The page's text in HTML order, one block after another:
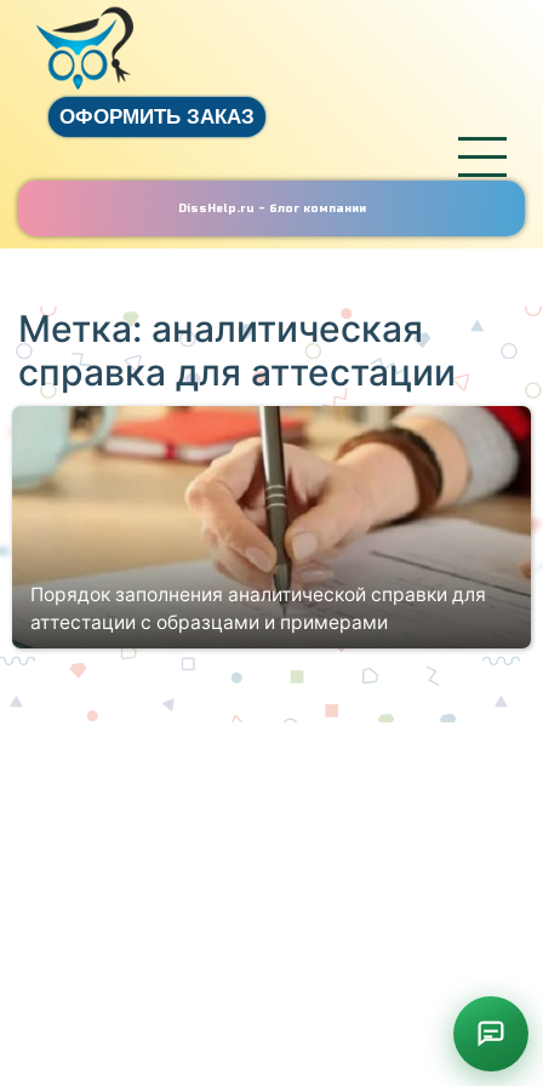
ОФОРМИТЬ ЗАКАЗ
DissHelp.ru - блог компании
Метка: аналитическая
справка для аттестации
Порядок заполнения аналитической справки для
аттестации с образцами и примерами
В настоящее время аналитическая справка является
организациях, а также в отношении выпускников колледжей и